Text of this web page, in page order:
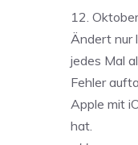
12.
Ändert nur
jedes Mal
Fehler
Apple mit
hat.